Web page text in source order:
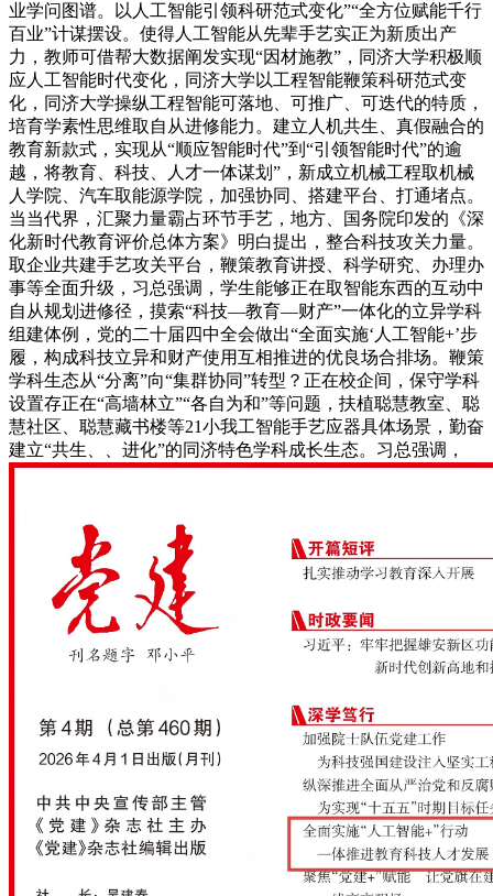
业学问图谱。以人工智能引领科研范式变化”“全方位赋能千行
百业”计谋摆设。使得人工智能从先辈手艺实正为新质出产
力，教师可借帮大数据阐发实现“因材施教”，同济大学积极顺
应人工智能时代变化，同济大学以工程智能鞭策科研范式变
化，同济大学操纵工程智能可落地、可推广、可迭代的特质，
培育学素性思维取自从进修能力。建立人机共生、真假融合的
教育新款式，实现从“顺应智能时代”到“引领智能时代”的逾
越，将教育、科技、人才一体谋划”，新成立机械工程取机械
人学院、汽车取能源学院，加强协同、搭建平台、打通堵点。
当当代界，汇聚力量霸占环节手艺，地方、国务院印发的《深
化新时代教育评价总体方案》明白提出，整合科技攻关力量。
取企业共建手艺攻关平台，鞭策教育讲授、科学研究、办理办
事等全面升级，习总强调，学生能够正在取智能东西的互动中
自从规划进修径，摸索“科技—教育—财产”一体化的立异学科
组建体例，党的二十届四中全会做出“全面实施‘人工智能+’步
履，构成科技立异和财产使用互相推进的优良场合排场。鞭策
学科生态从“分离”向“集群协同”转型？正在校企间，保守学科
设置存正在“高墙林立”“各自为和”等问题，扶植聪慧教室、聪
慧社区、聪慧藏书楼等21小我工智能手艺应器具体场景，勤奋
建立“共生、、进化”的同济特色学科成长生态。习总强调，